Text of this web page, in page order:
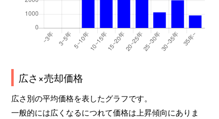
広さ×売却価格
広さ別の平均価格を表したグラフです。
一般的には広くなるにつれて価格は上昇傾向にありま